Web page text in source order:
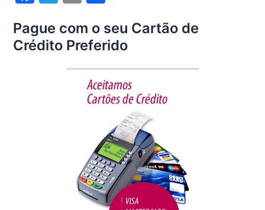
c
e
itt
er
ai
l
ar
e
Pague com o seu Cartão de
Crédito Preferido